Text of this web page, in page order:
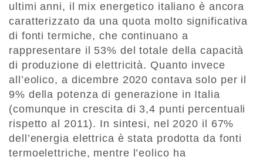
ultimi anni, il mix energetico italiano è ancora
caratterizzato da una quota molto significativa
di fonti termiche, che continuano a
rappresentare il 53% del totale della capacità
di produzione di elettricità. Quanto invece
all’eolico, a dicembre 2020 contava solo per il
9% della potenza di generazione in Italia
(comunque in crescita di 3,4 punti percentuali
rispetto al 2011). In sintesi, nel 2020 il 67%
dell’energia elettrica è stata prodotta da fonti
termoelettriche, mentre l’eolico ha